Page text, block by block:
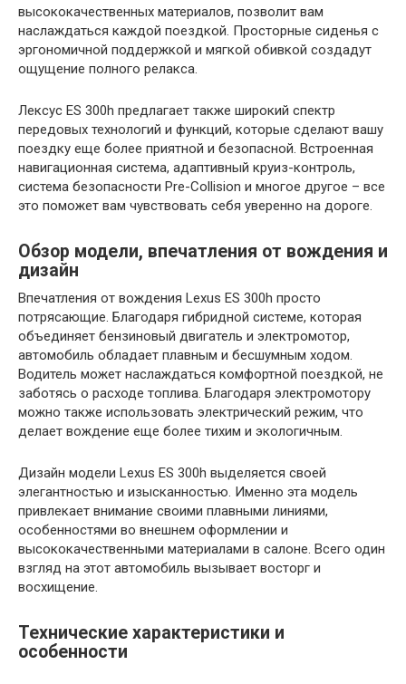
высококачественных материалов, позволит вам
наслаждаться каждой поездкой. Просторные сиденья с
эргономичной поддержкой и мягкой обивкой создадут
ощущение полного релакса.
Лексус ES 300h предлагает также широкий спектр
передовых технологий и функций, которые сделают вашу
поездку еще более приятной и безопасной. Встроенная
навигационная система, адаптивный круиз-контроль,
система безопасности Pre-Collision и многое другое – все
это поможет вам чувствовать себя уверенно на дороге.
Обзор модели, впечатления от вождения и
дизайн
Впечатления от вождения Lexus ES 300h просто
потрясающие. Благодаря гибридной системе, которая
объединяет бензиновый двигатель и электромотор,
автомобиль обладает плавным и бесшумным ходом.
Водитель может наслаждаться комфортной поездкой, не
заботясь о расходе топлива. Благодаря электромотору
можно также использовать электрический режим, что
делает вождение еще более тихим и экологичным.
Дизайн модели Lexus ES 300h выделяется своей
элегантностью и изысканностью. Именно эта модель
привлекает внимание своими плавными линиями,
особенностями во внешнем оформлении и
высококачественными материалами в салоне. Всего один
взгляд на этот автомобиль вызывает восторг и
восхищение.
Технические характеристики и
особенности